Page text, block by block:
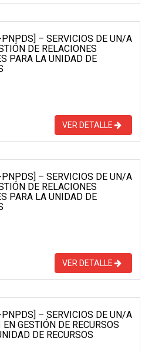
– SERVICIOS DE UN/A
DE RELACIONES
PARA LA UNIDAD DE
VER DETALLE
– SERVICIOS DE UN/A
DE RELACIONES
PARA LA UNIDAD DE
VER DETALLE
– SERVICIOS DE UN/A
GESTIÓN DE RECURSOS
DE RECURSOS